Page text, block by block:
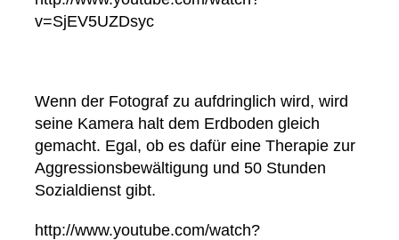
v=SjEV5UZDsyc
Wenn der Fotograf zu aufdringlich wird, wird
seine Kamera halt dem Erdboden gleich
gemacht. Egal, ob es dafür eine Therapie zur
Aggressionsbewältigung und 50 Stunden
Sozialdienst gibt.
http://www.youtube.com/watch?